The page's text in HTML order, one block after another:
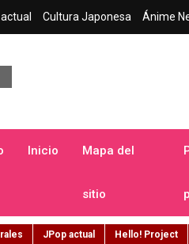
Cultura Japonesa Ánime
Inicio Mapa del
sitio
JPop actual Hello! Project